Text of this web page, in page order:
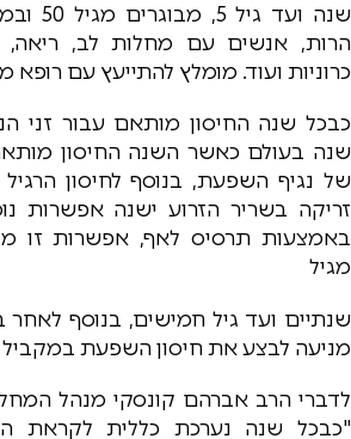
הרות, אנשים עם מחלות לב,
כרוניות ועוד. מומלץ להתייעץ עם
כבכל שנה החיסון מותאם עבור זני
שנה בעולם כאשר השנה החיסון
של נגיף השפעת, בנוסף לחיסון
זריקה בשריר הזרוע ישנה אפשרות
באמצעות תרסיס לאף, אפשרות זו
מגיל
שנתיים ועד גיל חמישים, בנוסף לאחר
מניעה לבצע את חיסון השפעת במקביל
לדברי הרב אברהם קונסקי מנהל
"כבכל שנה נערכת כללית לקראת